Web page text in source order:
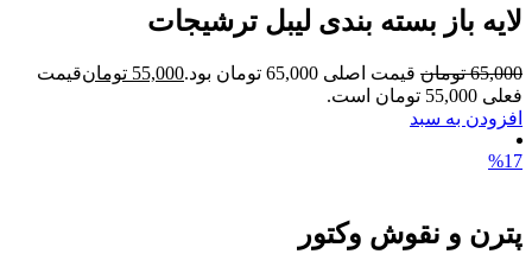
لایه باز بسته بندی لیبل ترشیجات
65,000 تومان قیمت اصلی 65,000 تومان بود. 55,000 تومانقیمت
فعلی 55,000 تومان است.
افزودن به سبد
%17
پترن و نقوش وکتور